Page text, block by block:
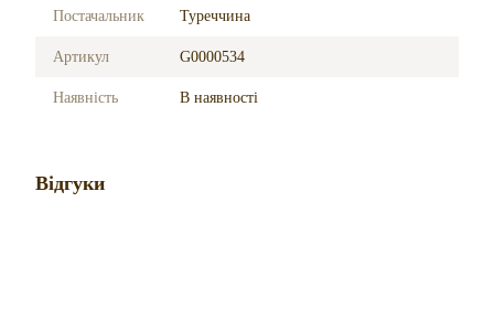
Постачальник Туреччина
Артикул G0000534
Наявність В наявності
Відгуки